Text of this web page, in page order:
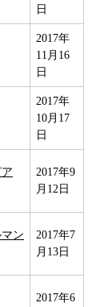
日
2017年
11月16
日
2017年
10月17
日
2017年9
月12日
ン
2017年7
月13日
2017年6